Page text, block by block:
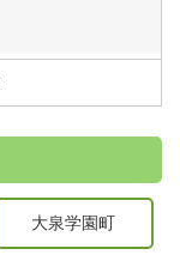
大泉学園町